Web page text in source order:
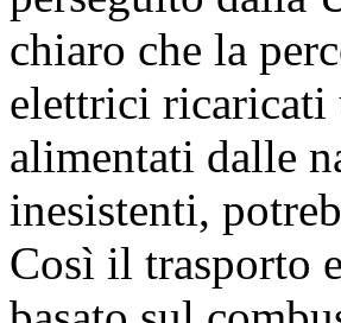
chiaro che la
elettrici ricaricati
alimentati dalle
inesistenti,
Così il trasporto